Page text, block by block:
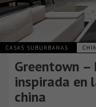
CASAS SUBURBANAS
Greentown –
inspirada en
china